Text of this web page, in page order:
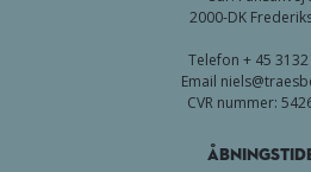
2000-DK
Telefon + 45
Email
CVR nummer: